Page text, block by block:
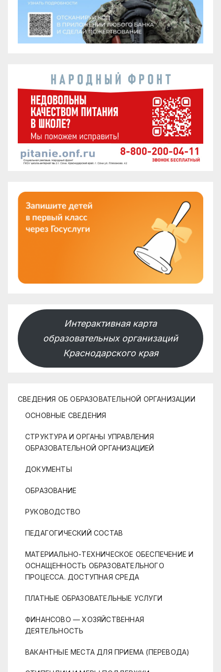
Интерактивная карта
образовательных организаций
Краснодарского края
СВЕДЕНИЯ ОБ ОБРАЗОВАТЕЛЬНОЙ ОРГАНИЗАЦИИ
ОСНОВНЫЕ СВЕДЕНИЯ
СТРУКТУРА И ОРГАНЫ УПРАВЛЕНИЯ
ОБРАЗОВАТЕЛЬНОЙ ОРГАНИЗАЦИЕЙ
ДОКУМЕНТЫ
ОБРАЗОВАНИЕ
РУКОВОДСТВО
ПЕДАГОГИЧЕСКИЙ СОСТАВ
МАТЕРИАЛЬНО-ТЕХНИЧЕСКОЕ ОБЕСПЕЧЕНИЕ И
ОСНАЩЕННОСТЬ ОБРАЗОВАТЕЛЬНОГО
ПРОЦЕССА. ДОСТУПНАЯ СРЕДА
ПЛАТНЫЕ ОБРАЗОВАТЕЛЬНЫЕ УСЛУГИ
ФИНАНСОВО — ХОЗЯЙСТВЕННАЯ
ДЕЯТЕЛЬНОСТЬ
ВАКАНТНЫЕ МЕСТА ДЛЯ ПРИЕМА (ПЕРЕВОДА)